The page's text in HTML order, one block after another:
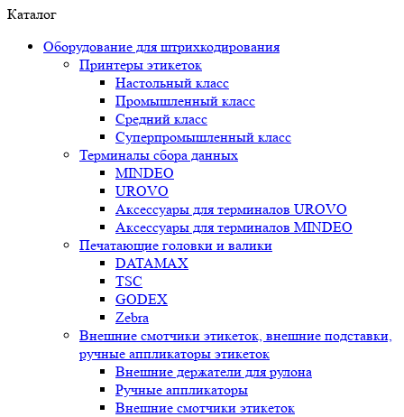
Каталог
Оборудование для штрихкодирования
Принтеры этикеток
Настольный класс
Промышленный класс
Средний класс
Суперпромышленный класс
Терминалы сбора данных
MINDEO
UROVO
Аксессуары для терминалов UROVO
Аксессуары для терминалов MINDEO
Печатающие головки и валики
DATAMAX
TSC
GODEX
Zebra
Внешние смотчики этикеток, внешние подставки,
ручные аппликаторы этикеток
Внешние держатели для рулона
Ручные аппликаторы
Внешние смотчики этикеток